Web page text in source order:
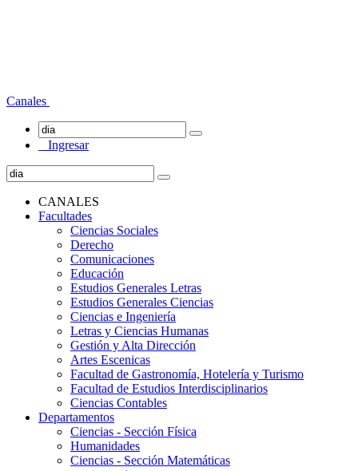
Canales
Ingresar
CANALES
Facultades
Ciencias Sociales
Derecho
Comunicaciones
Educación
Estudios Generales Letras
Estudios Generales Ciencias
Ciencias e Ingeniería
Letras y Ciencias Humanas
Gestión y Alta Dirección
Artes Escenicas
Facultad de Gastronomía, Hotelería y Turismo
Facultad de Estudios Interdisciplinarios
Ciencias Contables
Departamentos
Ciencias - Sección Física
Humanidades
Ciencias - Sección Matemáticas